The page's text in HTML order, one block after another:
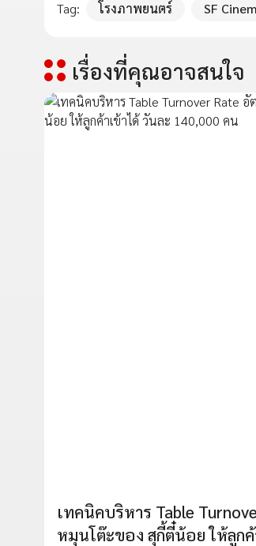
Tag: โรงภาพยนตร์ SF
เรื่องที่คุณอาจสนใจ
เทคนิคบริหาร Table
หมุนโต๊ะของ สุกี้ตี๋น้อย ให้ลูกค้